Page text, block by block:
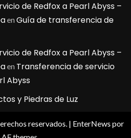
de Redfox a Pearl Abyss –
enGuía de transferencia de
de Redfox a Pearl Abyss –
en Transferencia de servicio
Abyss
y Piedras de Luz
reservados. | EnterNews por